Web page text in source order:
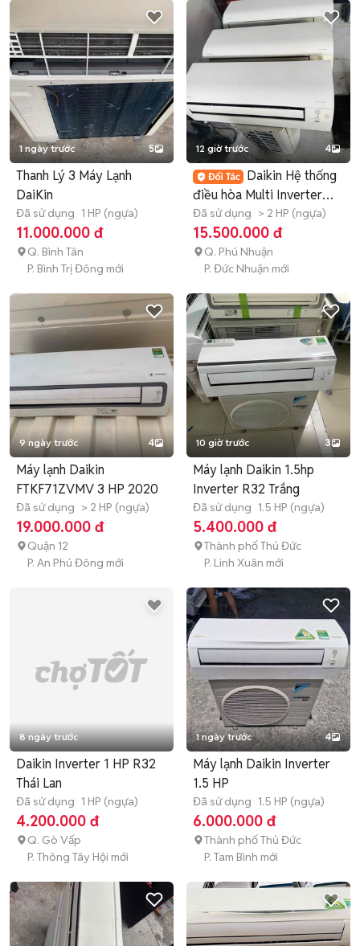
1 ngày trước 5
Thanh Lý 3 Máy Lạnh
DaiKin
Đã sử dụng 1 HP (ngựa)
11.000.000 đ
Q. Bình Tân
P. Bình Trị Đông mới
12 giờ trước 4
Daikin Hệ thống
điều hòa Multi Inverter
R32 cũ
Đã sử dụng > 2 HP (ngựa)
15.500.000 đ
Q. Phú Nhuận
P. Đức Nhuận mới
9 ngày trước 4
Máy lạnh Daikin
FTKF71ZVMV 3 HP 2020
Đã sử dụng > 2 HP (ngựa)
19.000.000 đ
Quận 12
P. An Phú Đông mới
10 giờ trước 3
Máy lạnh Daikin 1.5hp
Inverter R32 Trắng
Đã sử dụng 1.5 HP (ngựa)
5.400.000 đ
Thành phố Thủ Đức
P. Linh Xuân mới
8 ngày trước
Daikin Inverter 1 HP R32
Thái Lan
Đã sử dụng 1 HP (ngựa)
4.200.000 đ
Q. Gò Vấp
P. Thông Tây Hội mới
1 ngày trước 4
Máy lạnh Daikin Inverter
1.5 HP
Đã sử dụng 1.5 HP (ngựa)
6.000.000 đ
Thành phố Thủ Đức
P. Tam Bình mới